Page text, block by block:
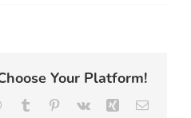
Your Platform!
WhatsApp
Tumblr Pinterest
Vk Xing E-